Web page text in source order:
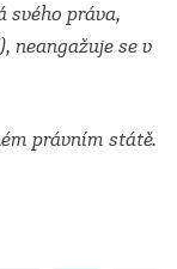
svého práva,
neangažuje se v
právním státě.